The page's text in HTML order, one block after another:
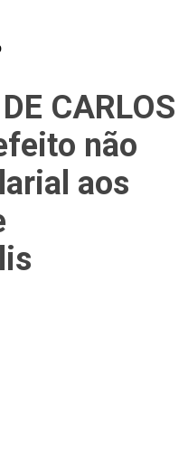
CARLOS
não
aos